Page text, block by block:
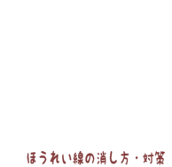
ほうれい線の原因・知識